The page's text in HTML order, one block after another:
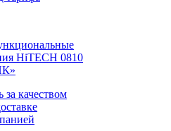
HiTECH 0810
за качеством